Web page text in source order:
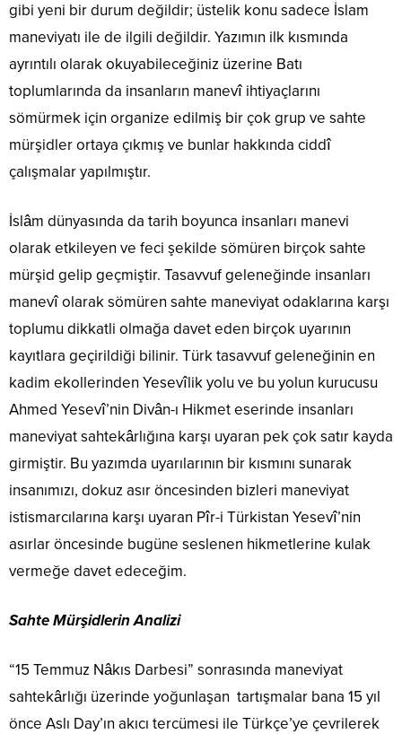
gibi yeni bir durum değildir; üstelik konu sadece İslam
maneviyatı ile de ilgili değildir. Yazımın ilk kısmında
ayrıntılı olarak okuyabileceğiniz üzerine Batı
toplumlarında da insanların manevî ihtiyaçlarını
sömürmek için organize edilmiş bir çok grup ve sahte
mürşidler ortaya çıkmış ve bunlar hakkında ciddî
çalışmalar yapılmıştır.
İslâm dünyasında da tarih boyunca insanları manevi
olarak etkileyen ve feci şekilde sömüren birçok sahte
mürşid gelip geçmiştir. Tasavvuf geleneğinde insanları
manevî olarak sömüren sahte maneviyat odaklarına karşı
toplumu dikkatli olmağa davet eden birçok uyarının
kayıtlara geçirildiği bilinir. Türk tasavvuf geleneğinin en
kadim ekollerinden Yesevîlik yolu ve bu yolun kurucusu
Ahmed Yesevî’nin Divân-ı Hikmet eserinde insanları
maneviyat sahtekârlığına karşı uyaran pek çok satır kayda
girmiştir. Bu yazımda uyarılarının bir kısmını sunarak
insanımızı, dokuz asır öncesinden bizleri maneviyat
istismarcılarına karşı uyaran Pîr-i Türkistan Yesevî’nin
asırlar öncesinde bugüne seslenen hikmetlerine kulak
vermeğe davet edeceğim.
Sahte Mürşidlerin Analizi
“15 Temmuz Nâkıs Darbesi” sonrasında maneviyat
sahtekârlığı üzerinde yoğunlaşan tartışmalar bana 15 yıl
önce Aslı Day’ın akıcı tercümesi ile Türkçe’ye çevrilerek